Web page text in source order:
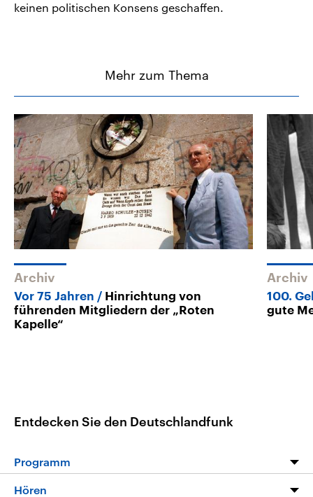
keinen politischen Konsens geschaffen.
Mehr zum Thema
Archiv
Vor 75 Jahren
Hinrichtung von
führenden Mitgliedern der „Roten
Kapelle“
Archiv
100.
gute
Entdecken Sie den Deutschlandfunk
Programm
Programm
Hören